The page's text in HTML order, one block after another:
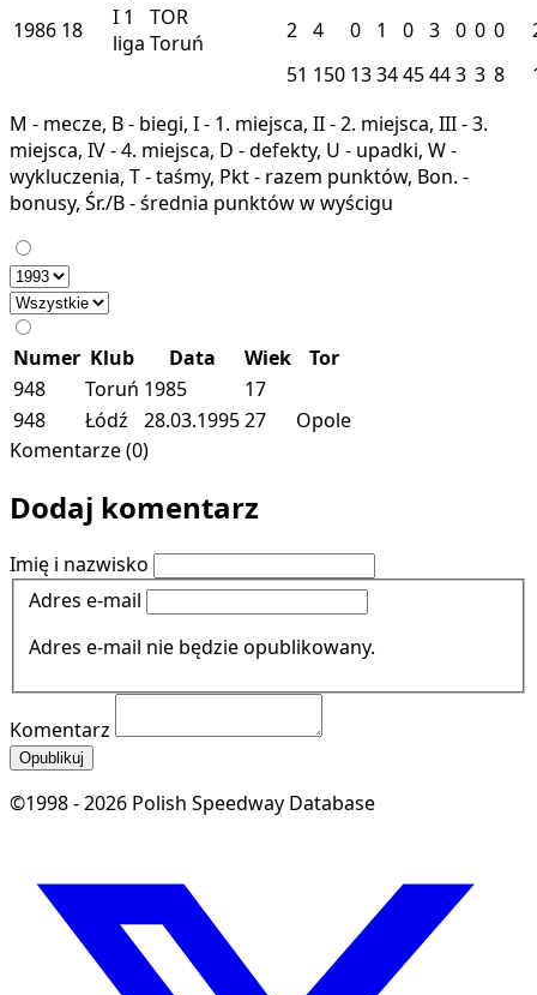
1986 18 I 1
liga
TOR
Toruń
2 4 0 1 0 3 0 0 0
51 150 133445443 3 8
M - mecze, B - biegi, I - 1. miejsca, II - 2. miejsca, III - 3.
miejsca, IV - 4. miejsca, D - defekty, U - upadki, W -
wykluczenia, T - taśmy, Pkt - razem punktów, Bon. -
bonusy, Śr./B - średnia punktów w wyścigu
Numer Klub Data Wiek
Tor
948
Toruń 1985
17
948
Łódź 28.03.199527
Opole
Komentarze (0)
Dodaj komentarz
Imię i nazwisko
Adres e-mail
Adres e-mail nie będzie opublikowany.
Komentarz
Opublikuj
©1998 - 2026 Polish Speedway Database